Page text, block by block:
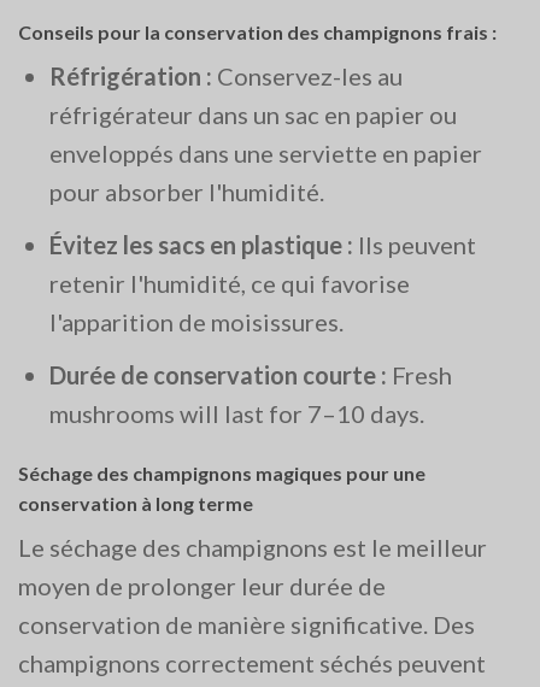
Conseils pour la conservation des champignons frais :
Réfrigération : Conservez-les au
réfrigérateur dans un sac en papier ou
enveloppés dans une serviette en papier
pour absorber l'humidité.
Évitez les sacs en plastique : Ils peuvent
retenir l'humidité, ce qui favorise
l'apparition de moisissures.
Durée de conservation courte : Fresh
mushrooms will last for 7–10 days.
Séchage des champignons magiques pour une
conservation à long terme
Le séchage des champignons est le meilleur
moyen de prolonger leur durée de
conservation de manière significative. Des
champignons correctement séchés peuvent